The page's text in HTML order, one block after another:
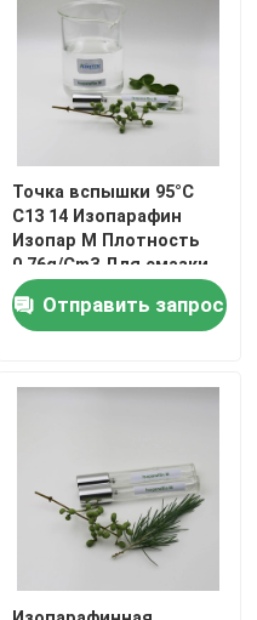
Точка вспышки 95°C
C13 14 Изопарафин
Изопар M Плотность
0,76g/Cm3 Для смазки
EDM
Отправить запрос